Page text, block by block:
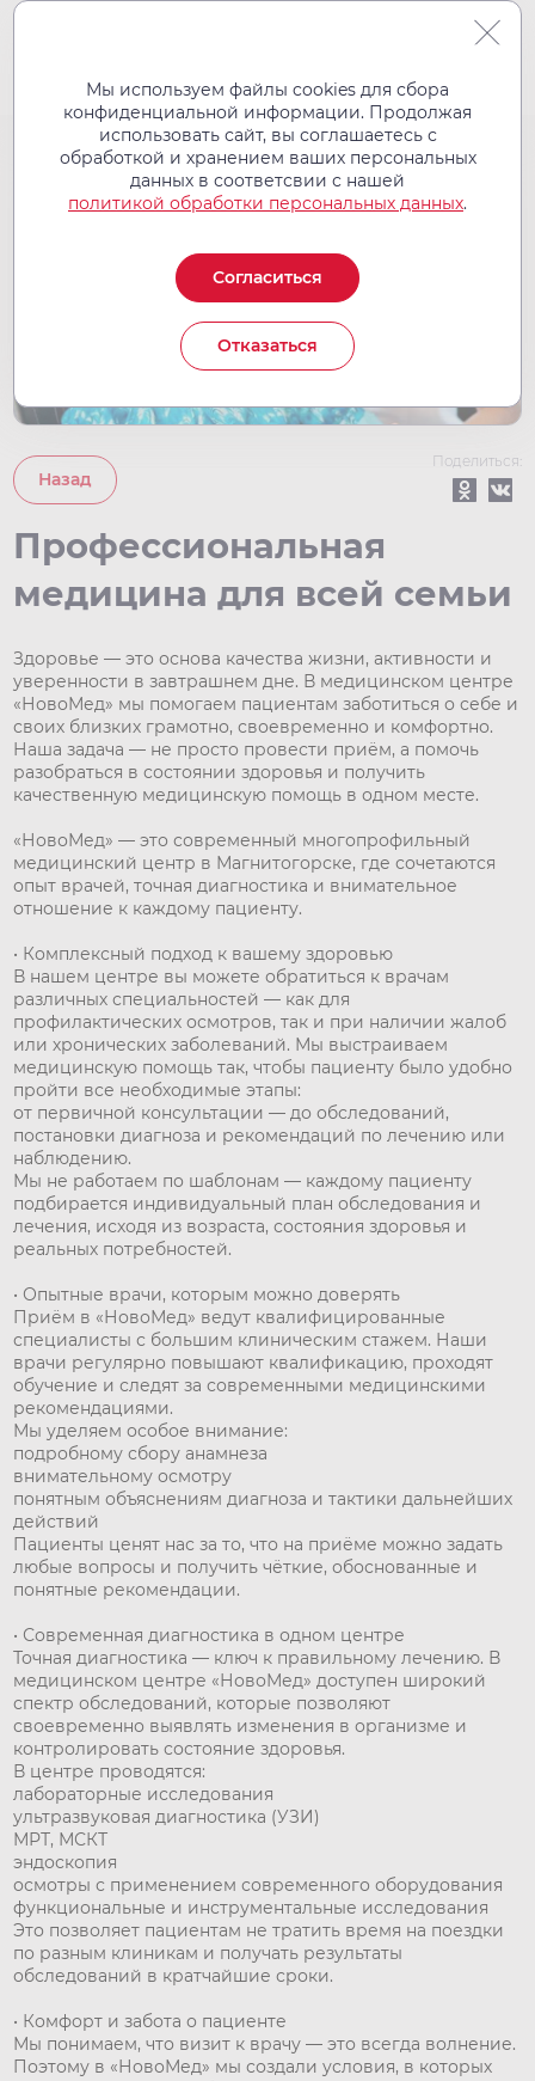
19
авг
Назад
Поделиться:
Профессиональная
медицина для всей семьи
Здоровье — это основа качества жизни, активности и
уверенности в завтрашнем дне. В медицинском центре
«НовоМед» мы помогаем пациентам заботиться о себе и
своих близких грамотно, своевременно и комфортно.
Наша задача — не просто провести приём, а помочь
разобраться в состоянии здоровья и получить
качественную медицинскую помощь в одном месте.
«НовоМед» — это современный многопрофильный
медицинский центр в Магнитогорске, где сочетаются
опыт врачей, точная диагностика и внимательное
отношение к каждому пациенту.
• Комплексный подход к вашему здоровью
В нашем центре вы можете обратиться к врачам
различных специальностей — как для
профилактических осмотров, так и при наличии жалоб
или хронических заболеваний. Мы выстраиваем
медицинскую помощь так, чтобы пациенту было удобно
пройти все необходимые этапы:
от первичной консультации — до обследований,
постановки диагноза и рекомендаций по лечению или
наблюдению.
Мы не работаем по шаблонам — каждому пациенту
подбирается индивидуальный план обследования и
лечения, исходя из возраста, состояния здоровья и
реальных потребностей.
• Опытные врачи, которым можно доверять
Приём в «НовоМед» ведут квалифицированные
специалисты с большим клиническим стажем. Наши
врачи регулярно повышают квалификацию, проходят
обучение и следят за современными медицинскими
рекомендациями.
Мы уделяем особое внимание:
подробному сбору анамнеза
внимательному осмотру
понятным объяснениям диагноза и тактики дальнейших
действий
Пациенты ценят нас за то, что на приёме можно задать
любые вопросы и получить чёткие, обоснованные и
понятные рекомендации.
• Современная диагностика в одном центре
Точная диагностика — ключ к правильному лечению. В
медицинском центре «НовоМед» доступен широкий
спектр обследований, которые позволяют
своевременно выявлять изменения в организме и
контролировать состояние здоровья.
В центре проводятся:
лабораторные исследования
ультразвуковая диагностика (УЗИ)
МРТ, МСКТ
эндоскопия
осмотры с применением современного оборудования
функциональные и инструментальные исследования
Это позволяет пациентам не тратить время на поездки
по разным клиникам и получать результаты
обследований в кратчайшие сроки.
• Комфорт и забота о пациенте
Мы понимаем, что визит к врачу — это всегда волнение.
Поэтому в «НовоМед» мы создали условия, в которых
Мы используем файлы cookies для сбора
конфиденциальной информации. Продолжая
использовать сайт, вы соглашаетесь с
обработкой и хранением ваших персональных
данных в соответсвии с нашей
политикой обработки персональных данных.
Согласиться
Отказаться